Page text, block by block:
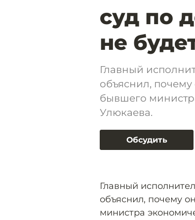
суд по
не
Главный
объяснил, почему
бывшего
Улюкаева.
Обсудить
Главный
объяснил, почему
министра